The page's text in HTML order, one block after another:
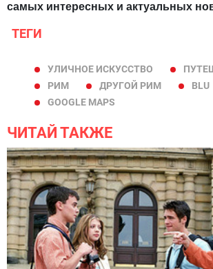
самых интересных и актуальных
ТЕГИ
УЛИЧНОЕ ИСКУССТВО
РИМ
ДРУГОЙ РИМ
BLU
GOOGLE MAPS
ЧИТАЙ ТАКЖЕ